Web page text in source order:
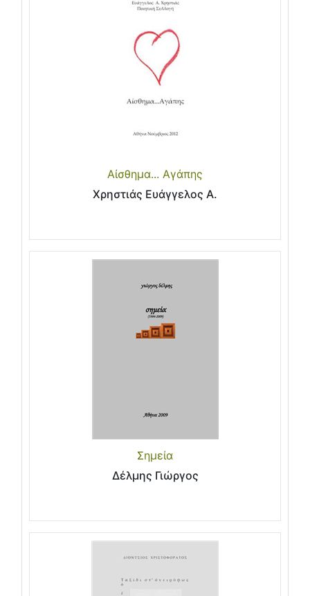
Αίσθημα... Αγάπης
Χρηστιάς Ευάγγελος Α.
Σημεία
Δέλμης Γιώργος